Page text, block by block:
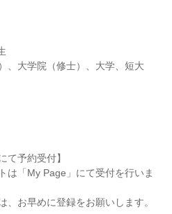
、大学院（修士）、大学、短大
て予約受付】
は「My Page」にて受付を行いま
、お早めに登録をお願いします。